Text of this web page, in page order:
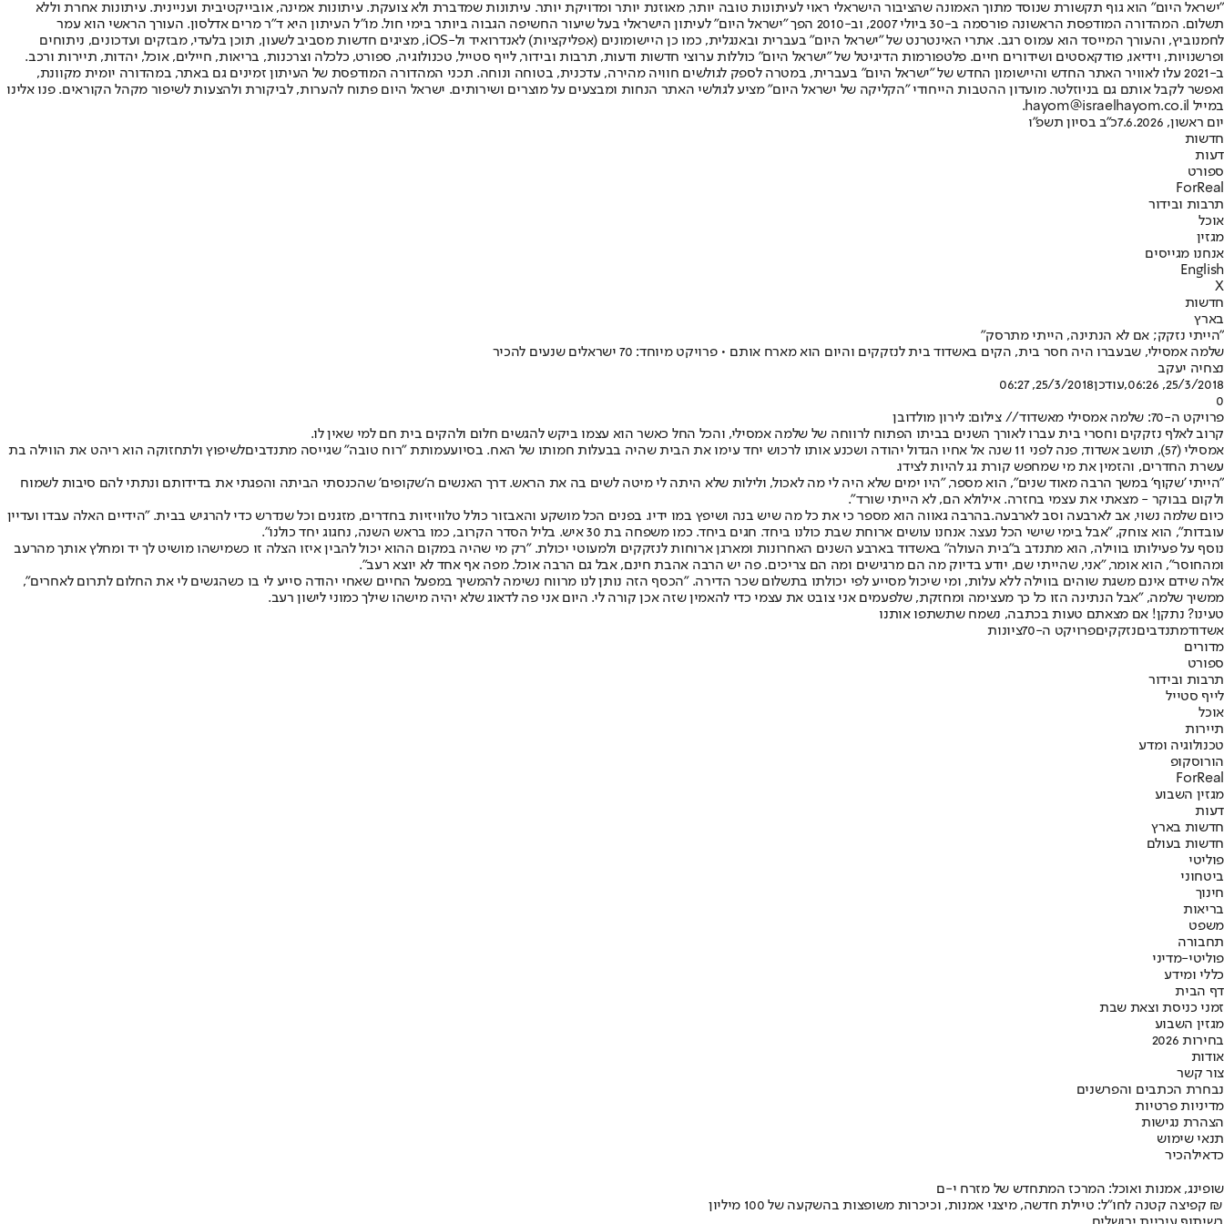
"ישראל היום" הוא גוף תקשורת שנוסד מתוך האמונה שהציבור הישראלי ראוי לעיתונות טובה יותר, מאוזנת יותר ומדויקת יותר. עיתונות שמדברת ולא צועקת. עיתונות אמינה, אובייקטיבית ועניינית. עיתונות אחרת וללא
תשלום. המהדורה המודפסת הראשונה פורסמה ב-30 ביולי 2007, וב-2010 הפך "ישראל היום" לעיתון הישראלי בעל שיעור החשיפה הגבוה ביותר בימי חול. מו"ל העיתון היא ד"ר מרים אדלסון. העורך הראשי הוא עמר
לחמנוביץ, והעורך המייסד הוא עמוס רגב. אתרי האינטרנט של "ישראל היום" בעברית ובאנגלית, כמו כן היישומונים (אפליקציות) לאנדרואיד ול-iOS, מציגים חדשות מסביב לשעון, תוכן בלעדי, מבזקים ועדכונים, ניתוחים
ופרשנויות, וידיאו, פודקאסטים ושידורים חיים. פלטפורמות הדיגיטל של "ישראל היום" כוללות ערוצי חדשות ודעות, תרבות ובידור, לייף סטייל, טכנולוגיה, ספורט, כלכלה וצרכנות, בריאות, חיילים, אוכל, יהדות, תיירות ורכב.
ב-2021 עלו לאוויר האתר החדש והיישומון החדש של "ישראל היום" בעברית, במטרה לספק לגולשים חוויה מהירה, עדכנית, בטוחה ונוחה. תכני המהדורה המודפסת של העיתון זמינים גם באתר, במהדורה יומית מקוונת,
ואפשר לקבל אותם גם בניוזלטר. מועדון ההטבות הייחודי "הקליקה של ישראל היום" מציע לגולשי האתר הנחות ומבצעים על מוצרים ושירותים. ישראל היום פתוח להערות, לביקורת ולהצעות לשיפור מקהל הקוראים. פנו אלינו
במייל hayom@israelhayom.co.il.
יום ראשון, 7.6.2026
כ"ב בסיון תשפ"ו
חדשות
דעות
ספורט
ForReal
תרבות ובידור
אוכל
מגזין
אנחנו מגייסים
English
X
חדשות
בארץ
"הייתי נזקק; אם לא הנתינה, הייתי מתרסק"
שלמה אמסילי, שבעברו היה חסר בית, הקים באשדוד בית לנזקקים והיום הוא מארח אותם • פרויקט מיוחד: 70 ישראלים שנעים להכיר
נצחיה יעקב
25/3/2018, 06:26
,עודכן25/3/2018, 06:27
0
פרויקט ה-70: שלמה אמסילי מאשדוד// צילום: לירון מולדובן
קרוב לאלף נזקקים וחסרי בית עברו לאורך השנים בביתו הפתוח לרווחה של שלמה אמסילי, והכל החל כאשר הוא עצמו ביקש להגשים חלום ולהקים בית חם למי שאין לו.
אמסילי (57), תושב אשדוד, פנה לפני 11 שנה אל אחיו הגדול יהודה ושכנע אותו לרכוש יחד עימו את הבית שהיה בבעלות חמותו של האח. בסיוע
עמותת "רוח טובה" שגייסה מתנדביםלשיפוץ ולתחזוקה הוא ריהט את הווילה בת
עשרת החדרים, והזמין את מי שמחפש קורת גג להיות לצידו.
"הייתי 'שקוף' במשך הרבה מאוד שנים", הוא מספר, "היו ימים שלא היה לי מה לאכול, ולילות שלא היתה לי מיטה לשים בה את הראש. דרך האנשים ה'שקופים' שהכנסתי הביתה והפגתי את בדידותם ונתתי להם סיבות לשמוח
ולקום בבוקר - מצאתי את עצמי בחזרה. אילולא הם, לא הייתי שורד".
כיום שלמה נשוי, אב לארבעה וסב לארבעה.בהרבה גאווה הוא מספר כי את כל מה שיש בנה ושיפץ במו ידיו. בפנים הכל מושקע והאבזור כולל טלוויזיות בחדרים, מזגנים וכל שנדרש כדי להרגיש בבית. "הידיים האלה עבדו ועדיין
עובדות", הוא צוחק, "אבל בימי שישי הכל נעצר. אנחנו עושים ארוחת שבת כולנו ביחד. חגים ביחד. כמו משפחה בת 30 איש. בליל הסדר הקרוב, כמו בראש השנה, נחגוג יחד כולנו".
נוסף על פעילותו בווילה, הוא מתנדב ב"בית העולה" באשדוד בארבע השנים האחרונות ומארגן ארוחות לנזקקים ולמעוטי יכולת. "רק מי שהיה במקום ההוא יכול להבין איזו הצלה זו כשמישהו מושיט לך יד ומחלץ אותך מהרעב
ומהחוסר", הוא אומר, "אני, שהייתי שם, יודע בדיוק מה הם מרגישים ומה הם צריכים. פה יש הרבה אהבת חינם, אבל גם הרבה אוכל. מפה אף אחד לא יוצא רעב".
אלה שידם אינם משגת שוהים בווילה ללא עלות, ומי שיכול מסייע לפי יכולתו בתשלום שכר הדירה. "הכסף הזה נותן לנו מרווח נשימה להמשיך במפעל החיים שאחי יהודה סייע לי בו כשהגשים לי את החלום לתרום לאחרים",
ממשיך שלמה, "אבל הנתינה הזו כל כך מעצימה ומחזקת, שלפעמים אני צובט את עצמי כדי להאמין שזה אכן קורה לי. היום אני פה לדאוג שלא יהיה מישהו שילך כמוני לישון רעב.
טעינו? נתקן! אם מצאתם טעות בכתבה, נשמח שתשתפו אותנו
אשדודמתנדביםנזקקיםפרויקט ה-70
ציונות
מדורים
ספורט
תרבות ובידור
לייף סטייל
אוכל
תיירות
טכנולוגיה ומדע
הורוסקופ
ForReal
מגזין השבוע
דעות
חדשות בארץ
חדשות בעולם
פוליטי
ביטחוני
חינוך
בריאות
משפט
תחבורה
פוליטי-מדיני
כללי ומידע
דף הבית
זמני כניסת וצאת שבת
מגזין השבוע
בחירות 2026
אודות
צור קשר
נבחרת הכתבים והפרשנים
מדיניות פרטיות
הצהרת נגישות
תנאי שימוש
כדאילהכיר
שופינג, אמנות ואוכל: המרכז המתחדש של מזרח י-ם
קפיצה קטנה לחו"ל: טיילת חדשה, מיצגי אמנות, וכיכרות משופצות בהשקעה של 100 מיליון ₪